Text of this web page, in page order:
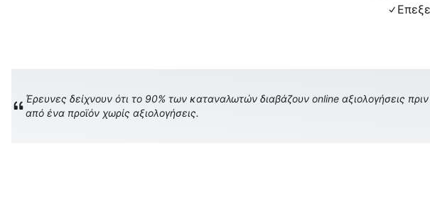
Έρευνες δείχνουν ότι το 90% των καταναλωτών διαβάζουν online αξιολογήσεις
από ένα προϊόν χωρίς αξιολογήσεις.